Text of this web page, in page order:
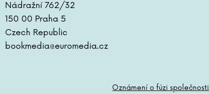
Nádražní 762/32
150 00 Praha 5
Czech Republic
bookmedia@euromedia.cz
Oznámení o fúzi společnosti